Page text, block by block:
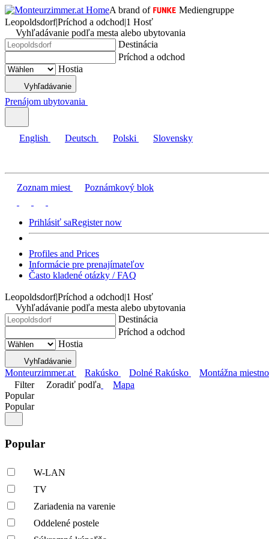
A brand of
Mediengruppe
Leopoldsdorf|Príchod a odchod|1 Hosť
Vyhľadávanie podľa mesta alebo ubytovania
Destinácia
Príchod a odchod
Hostia
Vyhľadávanie
Prenájom ubytovania
English Deutsch Polski Slovensky
Zoznam miest Poznámkový blok
Prihlásiť saRegister now
Profiles and Prices
Informácie pre prenajímateľov
Často kladené otázky / FAQ
Leopoldsdorf|Príchod a odchod|1 Hosť
Vyhľadávanie podľa mesta alebo ubytovania
Destinácia
Príchod a odchod
Hostia
Vyhľadávanie
Monteurzimmer.at Rakúsko Dolné Rakúsko
Montážna
Filter
Zoradiť podľa
Mapa
Popular
Popular
Popular
W-LAN
TV
Zariadenia na varenie
Oddelené postele